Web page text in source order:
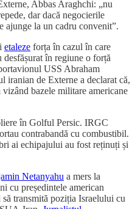
Abbas Araghchi: „nu
dar dacă negocierile
ajunge la un cadru convenit”.
etaleze forța în cazul în care
în regiune o forță
USS Abraham
de Externe a declarat că,
bazele militare americane
în Golful Persic. IRGC
contrabandă cu combustibil.
ai echipajului au fost reținuți și
Netanyahu a mers la
cu președintele american
transmită poziția Israelului cu